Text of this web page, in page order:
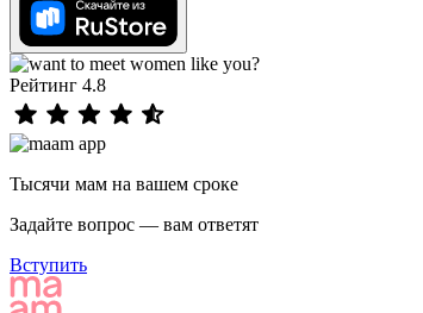
Рейтинг 4.8
Тысячи мам на вашем сроке
Задайте вопрос — вам ответят
Вступить